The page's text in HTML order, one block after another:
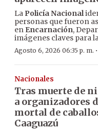
La Policía Nacional
personas que fueron
en Encarnación,
imágenes claves para
Agosto 6, 2026 06:35 p. m. ·
Nacionales
Tras muerte de
a organizadores
mortal de
Caaguazú